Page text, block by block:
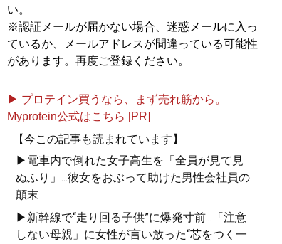
い。
※認証メールが届かない場合、迷惑メールに入っ
ているか、メールアドレスが間違っている可能性
があります。再度ご登録ください。
▶ プロテイン買うなら、まず売れ筋から。
Myprotein公式はこちら [PR]
【今この記事も読まれています】
▶電車内で倒れた女子高生を「全員が見て見
ぬふり」...彼女をおぶって助けた男性会社員の
顛末
▶新幹線で“走り回る子供”に爆発寸前...「注意
しない母親」に女性が言い放った“芯をつく一